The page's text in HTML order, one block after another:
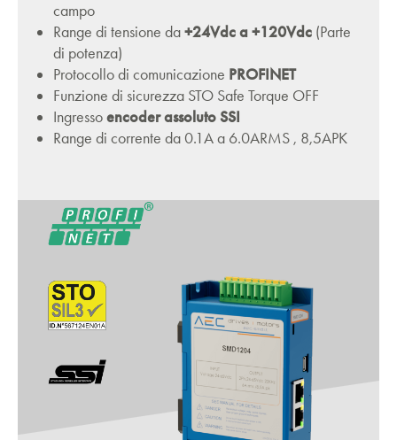
campo
Range di tensione da+24Vdc a +120Vdc (Parte
di potenza)
Protocollo di comunicazione PROFINET
Funzione di sicurezza STO Safe Torque OFF
Ingressoencoder assoluto SSI
Range di corrente da 0.1A a 6.0ARMS , 8,5APK